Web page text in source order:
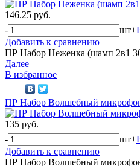
146.25 руб.
-
шт+
Добавить к сравнению
ПР Набор Неженка (шамп 2в1
Далее
В избранное
ПР Набор Волшебный
135 руб.
-
шт+
Добавить к сравнению
ПР Набор Волшебный